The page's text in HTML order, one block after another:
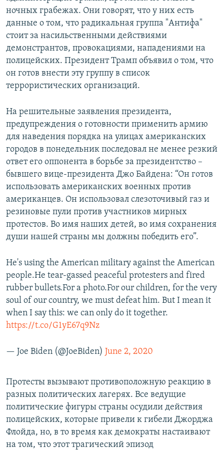
ночных грабежах. Они говорят, что у них есть
данные о том, что радикальная группа "Антифа"
стоит за насильственными действиями
демонстрантов, провокациями, нападениями на
полицейских. Президент Трамп объявил о том, что
он готов внести эту группу в список
террористических организаций.
На решительные заявления президента,
предупреждения о готовности применить армию
для наведения порядка на улицах американских
городов в понедельник последовал не менее резкий
ответ его оппонента в борьбе за президентство –
бывшего вице-президента Джо Байдена: “Он готов
использовать американских военных против
американцев. Он использовал слезоточивый газ и
резиновые пули против участников мирных
протестов. Во имя наших детей, во имя сохранения
души нашей страны мы должны победить его”.
He's using the American military against the American
people.He tear-gassed peaceful protesters and fired
rubber bullets.For a photo.For our children, for the very
soul of our country, we must defeat him. But I mean it
when I say this: we can only do it together.
https://t.co/G1yE67q9Nz
— Joe Biden (@JoeBiden) June 2, 2020
Протесты вызывают противоположную реакцию в
разных политических лагерях. Все ведущие
политические фигуры страны осудили действия
полицейских, которые привели к гибели Джорджа
Флойда, но, в то время как демократы настаивают
на том, что этот трагический эпизод